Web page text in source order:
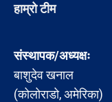
हाम्रो टीम
संस्थापक/अध्यक्षः
बाशुदेव खनाल
(कोलोराडो, अमेरिका)